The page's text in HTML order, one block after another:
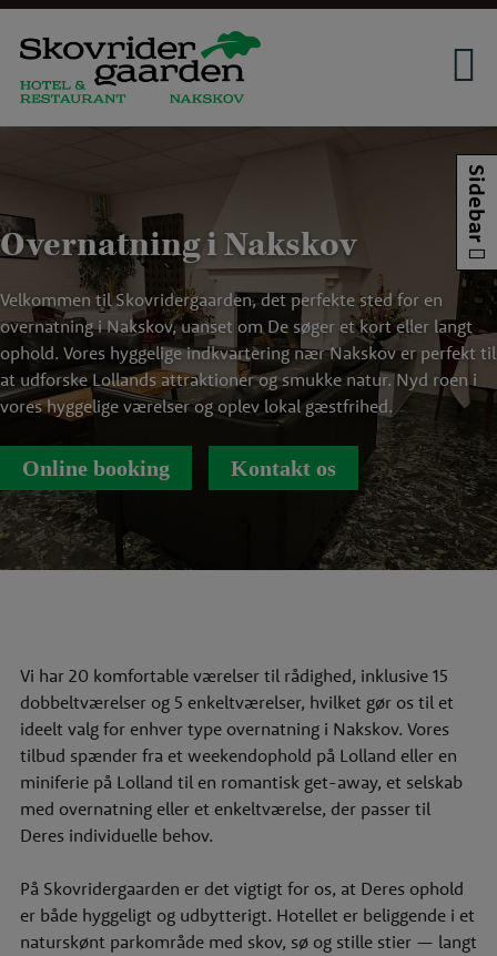
Hop
indholdet
Overnatning i Nakskov
Velkommen til Skovridergaarden, det perfekte sted for en
overnatning i Nakskov, uanset om De søger et kort eller langt
ophold. Vores hyggelige indkvartering nær Nakskov er perfekt til
at udforske Lollands attraktioner og smukke natur. Nyd roen i
vores hyggelige værelser og oplev lokal gæstfrihed.
Online booking Kontakt os
Vi har 20 komfortable værelser til rådighed, inklusive 15
dobbeltværelser og 5 enkeltværelser, hvilket gør os til et
ideelt valg for enhver type overnatning i Nakskov. Vores
tilbud spænder fra et weekendophold på Lolland eller en
miniferie på Lolland til en romantisk get-away, et selskab
med overnatning eller et enkeltværelse, der passer til
Deres individuelle behov.
På Skovridergaarden er det vigtigt for os, at Deres ophold
er både hyggeligt og udbytterigt. Hotellet er beliggende i et
naturskønt parkområde med skov, sø og stille stier — langt
Sidebar